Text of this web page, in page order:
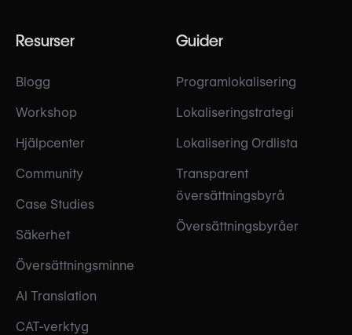
Resurser
Blogg
Workshop
Hjälpcenter
Community
Case Studies
Säkerhet
Översättningsminne
AI Translation
CAT-verktyg
Guider
Programlokalisering
Lokaliseringstrategi
Lokalisering Ordlista
Transparent
översättningsbyrå
Översättningsbyråer